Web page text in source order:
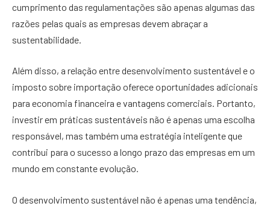
cumprimento das regulamentações são apenas algumas das
razões pelas quais as empresas devem abraçar a
sustentabilidade.
Além disso, a relação entre desenvolvimento sustentável e o
imposto sobre importação oferece oportunidades adicionais
para economia financeira e vantagens comerciais. Portanto,
investir em práticas sustentáveis não é apenas uma escolha
responsável, mas também uma estratégia inteligente que
contribui para o sucesso a longo prazo das empresas em um
mundo em constante evolução.
O desenvolvimento sustentável não é apenas uma tendência,